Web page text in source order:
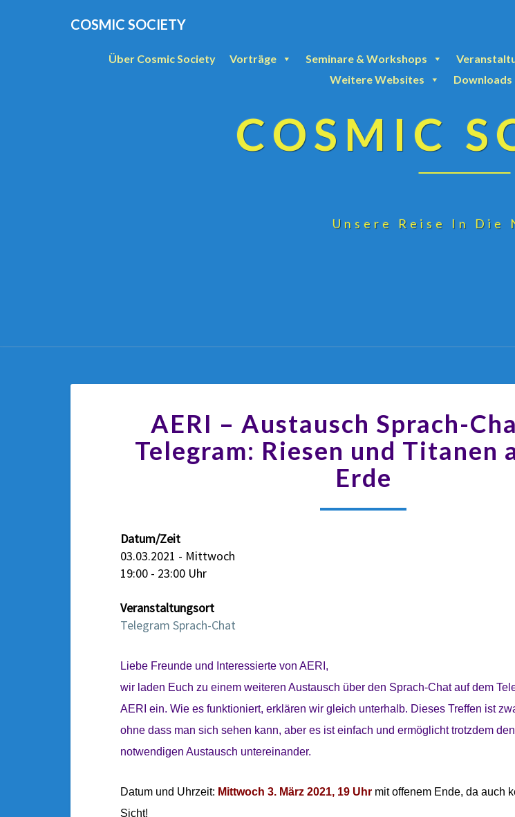
COSMIC SOCIETY
Über Cosmic Society Vorträge Seminare & Workshops
Weitere Websites
Downloads
COSMIC
Unsere Reise In Die
AERI – Austausch Sprach-
Telegram: Riesen und Titanen
Erde
Datum/Zeit
03.03.2021 - Mittwoch
19:00 - 23:00 Uhr
Veranstaltungsort
Telegram Sprach-Chat
Liebe Freunde und Interessierte von AERI,
wir laden Euch zu einem weiteren Austausch über den Sprach-Chat auf dem
AERI ein. Wie es funktioniert, erklären wir gleich unterhalb. Dieses Treffen ist
ohne dass man sich sehen kann, aber es ist einfach und ermöglicht trotzdem
notwendigen Austausch untereinander.
Datum und Uhrzeit: Mittwoch 3. März 2021, 19 Uhr mit offenem Ende, da auch
Sicht!